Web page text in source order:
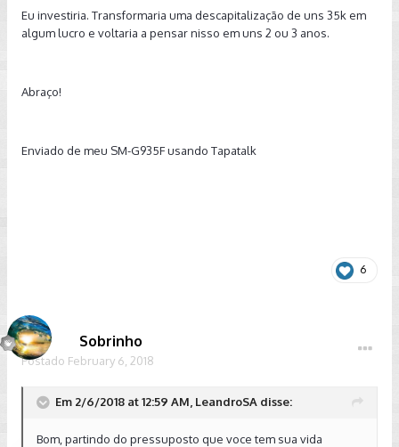
Eu investiria. Transformaria uma descapitalização de uns 35k em
algum lucro e voltaria a pensar nisso em uns 2 ou 3 anos.
Abraço!
Enviado de meu SM-G935F usando Tapatalk
6
Sobrinho
Postado February 6, 2018
Em 2/6/2018 at 12:59 AM, LeandroSA disse:
Bom, partindo do pressuposto que voce tem sua vida